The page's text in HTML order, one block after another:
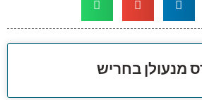
מנעולן בחריש